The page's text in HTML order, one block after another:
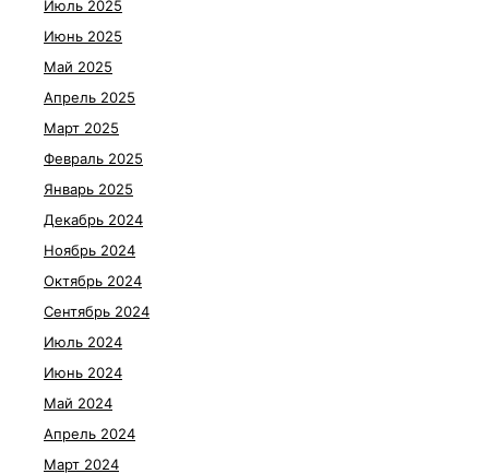
Июль 2025
Июнь 2025
Май 2025
Апрель 2025
Март 2025
Февраль 2025
Январь 2025
Декабрь 2024
Ноябрь 2024
Октябрь 2024
Сентябрь 2024
Июль 2024
Июнь 2024
Май 2024
Апрель 2024
Март 2024